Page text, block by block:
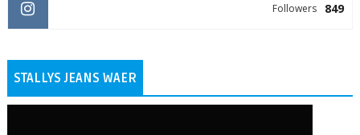
849
Followers
STALLYS JEANS WAER